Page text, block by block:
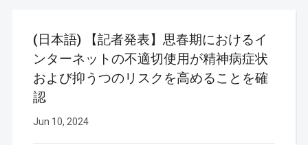
(日本語) 【記者発表】思春期におけるイ
ンターネットの不適切使用が精神病症状
および抑うつのリスクを高めることを確
認
Jun 10, 2024